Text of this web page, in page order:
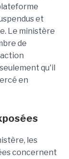
et
Le ministère
de
qu'il
en
les
concernent